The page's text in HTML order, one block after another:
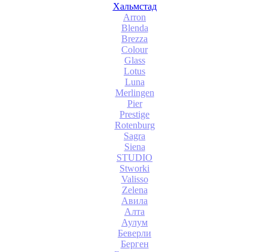
Хальмстад
Arron
Blenda
Brezza
Colour
Glass
Lotus
Luna
Merlingen
Pier
Prestige
Rotenburg
Sagra
Siena
STUDIO
Stworki
Valisso
Zelena
Авила
Алта
Аулум
Беверли
Берген